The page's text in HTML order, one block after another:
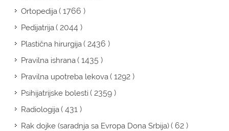
Ortopedija( 1766 )
Pedijatrija( 2044 )
Plastična hirurgija( 2436 )
Pravilna ishrana( 1435 )
Pravilna upotreba lekova( 1292 )
Psihijatrijske bolesti( 2359 )
Radiologija( 431 )
Rak dojke (saradnja sa Evropa Dona Srbija)( 62 )